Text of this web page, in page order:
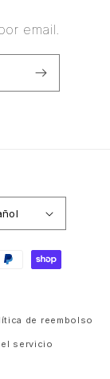
email.
de reembolso
servicio